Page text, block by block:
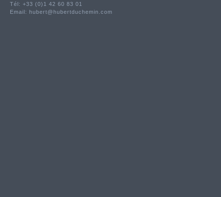
Tél: +33 (0)1 42 60 83 01
Email: hubert@hubertduchemin.com